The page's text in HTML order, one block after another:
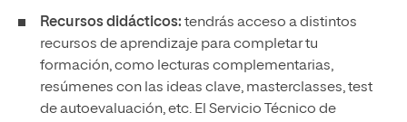
Recursos didácticos: tendrás acceso a distintos
recursos de aprendizaje para completar tu
formación, como lecturas complementarias,
resúmenes con las ideas clave, masterclasses, test
de autoevaluación, etc. El Servicio Técnico de